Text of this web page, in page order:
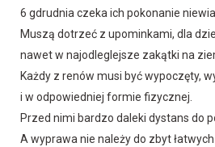
6 gdrudnia czeka ich pokonanie
Muszą dotrzeć z upominkami, dla
nawet w najodleglejsze zakątki na
Każdy z renów musi być wypoczęty,
i w odpowiedniej formie fizycznej.
Przed nimi bardzo daleki dystans do
A wyprawa nie należy do zbyt